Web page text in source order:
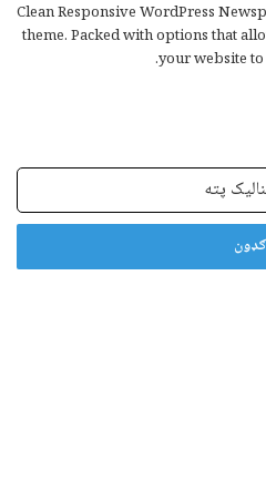
Clean Responsive WordPress
theme. Packed with options that
your website to